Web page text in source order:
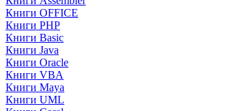
Книги OFFICE
Книги PHP
Книги Basic
Книги Java
Книги Oracle
Книги VBA
Книги Maya
Книги UML